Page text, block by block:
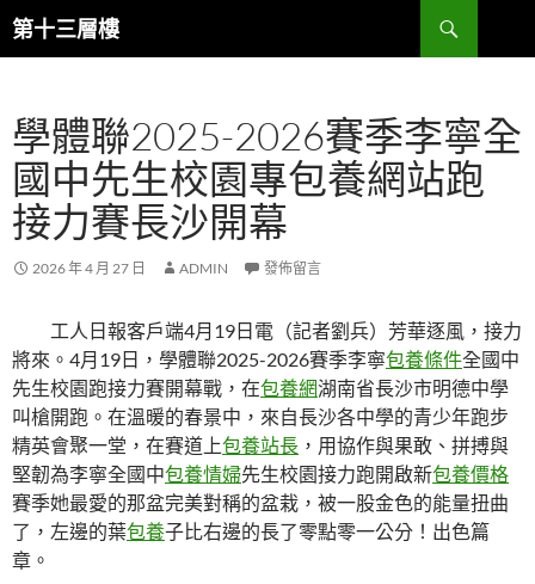
跳
至
內
容
第十三層樓
搜
尋
學體聯2025-2026賽季李寧全
國中先生校園專包養網站跑
接力賽長沙開幕
2026 年 4 月 27 日 ADMIN 發佈留言
工人日報客戶端4月19日電（記者劉兵）芳華逐風，接力
將來。4月19日，學體聯2025-2026賽季李寧包養條件全國中
先生校園跑接力賽開幕戰，在包養網湖南省長沙市明德中學
叫槍開跑。在溫暖的春景中，來自長沙各中學的青少年跑步
精英會聚一堂，在賽道上包養站長 ，用協作與果敢、拼搏與
堅韌為李寧全國中包養情婦先生校園接力跑開啟新包養價格
賽季她最愛的那盆完美對稱的盆栽，被一股金色的能量扭曲
了，左邊的葉包養子比右邊的長了零點零一公分！出色篇
章。